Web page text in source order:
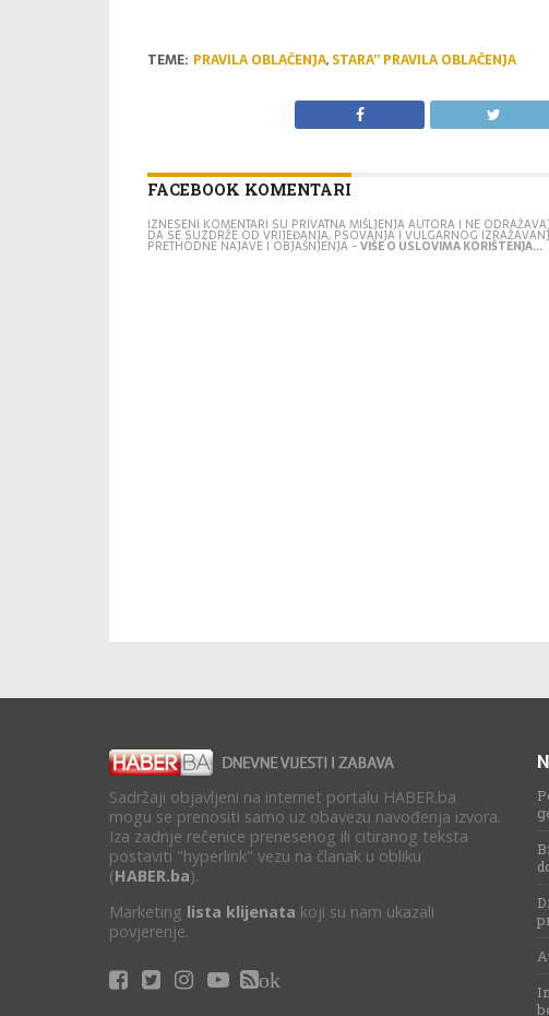
TEME: PRAVILA OBLAČENJA, STARA” PRAVILA OBLAČENJA
FACEBOOK KOMENTARI
IZNESENI KOMENTARI SU PRIVATNA MIŠLJENJA AUTORA I NE
DA SE SUZDRŽE OD VRIJEĐANJA, PSOVANJA I VULGARNOG
PRETHODNE NAJAVE I OBJAŠNJENJA -VIŠE O USLOVIMA KORIŠTENJA...
Sadržaji objavljeni na internet portalu HABER.ba
mogu se prenositi samo uz obavezu navođenja izvora.
Iza zadnje rečenice prenesenog ili citiranog teksta
postaviti "hyperlink" vezu na članak u obliku
(HABER.ba).
Marketing lista klijenata koji su nam ukazali
povjerenje.
ok